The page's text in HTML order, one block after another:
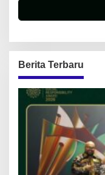
Berita Terbaru